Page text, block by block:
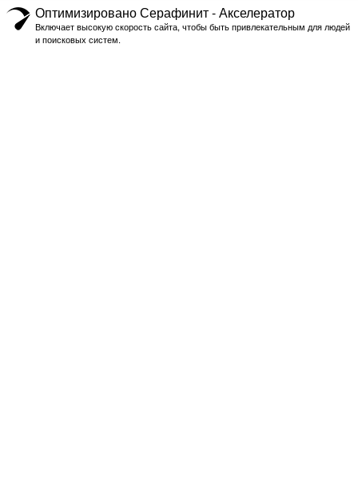
Оптимизировано Серафинит - Акселератор
Включает высокую скорость сайта, чтобы быть привлекательным для людей
и поисковых систем.